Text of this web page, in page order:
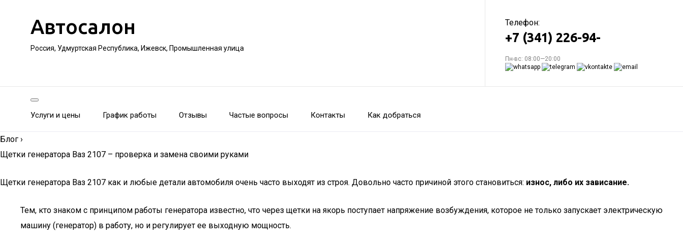
Автосалон
Россия, Удмуртская Республика, Ижевск, Промышленная улица
Телефон:
+7 (341) 226-94-
Пн-вс: 08:00—20:00
Услуги и цены График работы Отзывы Частые вопросы Контакты Как добраться
Блог ›
Щетки генератора Ваз 2107 – проверка и замена своими руками
Щетки генератора Ваз 2107 как и любые детали автомобиля очень часто выходят из строя. Довольно часто причиной этого становиться: износ, либо их зависание.
Тем, кто знаком с принципом работы генератора известно, что через щетки на якорь поступает напряжение возбуждения, которое не только запускает электрическую
машину (генератор) в работу, но и регулирует ее выходную мощность.